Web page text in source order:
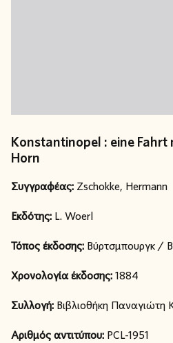
Konstantinopel : eine Fahrt
Horn
Συγγραφέας: Zschokke, Hermann
Εκδότης: L. Woerl
Τόπος έκδοσης: Βύρτσμπουργκ /
Χρονολογία έκδοσης:1884
Συλλογή: Βιβλιοθήκη Παναγιώτη
Αριθμός αντιτύπου: PCL-1951